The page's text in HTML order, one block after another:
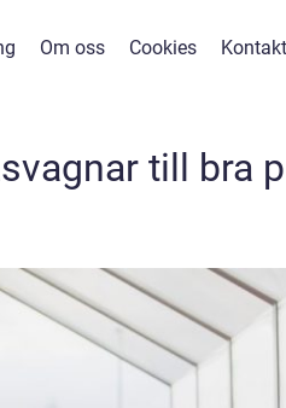
Om oss Cookies
till bra